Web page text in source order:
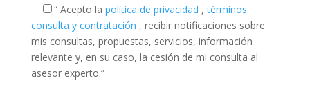
“ Acepto la política de privacidad ,términos
consulta y contratación , recibir notificaciones sobre
mis consultas, propuestas, servicios, información
relevante y, en su caso, la cesión de mi consulta al
asesor experto.”